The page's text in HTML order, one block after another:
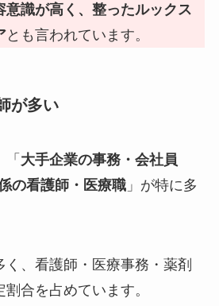
意識が高く、整ったルックス
とも言われています。
が多い
大手企業の事務・会社員
の看護師・医療職」が特に多
、看護師・医療事務・薬剤
合を占めています。